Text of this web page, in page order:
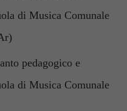
di Musica Comunale
pedagogico e
di Musica Comunale
Esperienza
al nostro sito
funzionare al
meglio